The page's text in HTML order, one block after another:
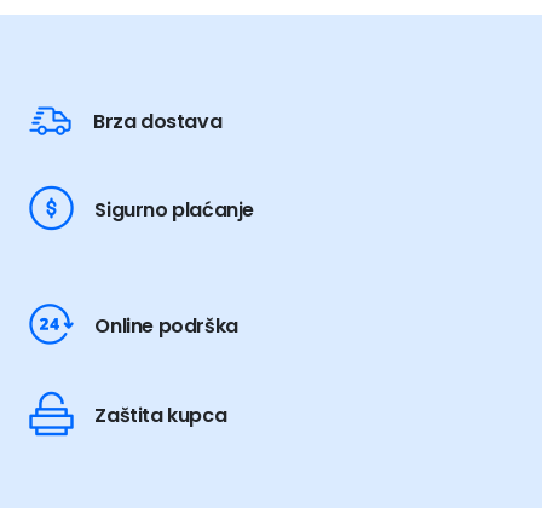
Brza dostava
Sigurno plaćanje
Online podrška
Zaštita kupca